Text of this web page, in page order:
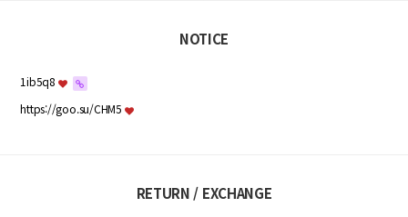
NOTICE
1ib5q8
https://goo.su/CHM5
RETURN / EXCHANGE